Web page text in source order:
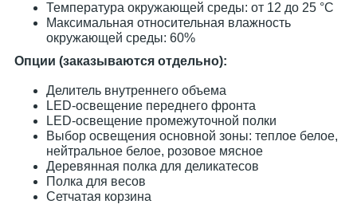
Температура окружающей среды: от 12 до 25 °С
Максимальная относительная влажность
окружающей среды: 60%
Опции (заказываются отдельно):
Делитель внутреннего объема
LED-освещение переднего фронта
LED-освещение промежуточной полки
Выбор освещения основной зоны: теплое белое,
нейтральное белое, розовое мясное
Деревянная полка для деликатесов
Полка для весов
Сетчатая корзина